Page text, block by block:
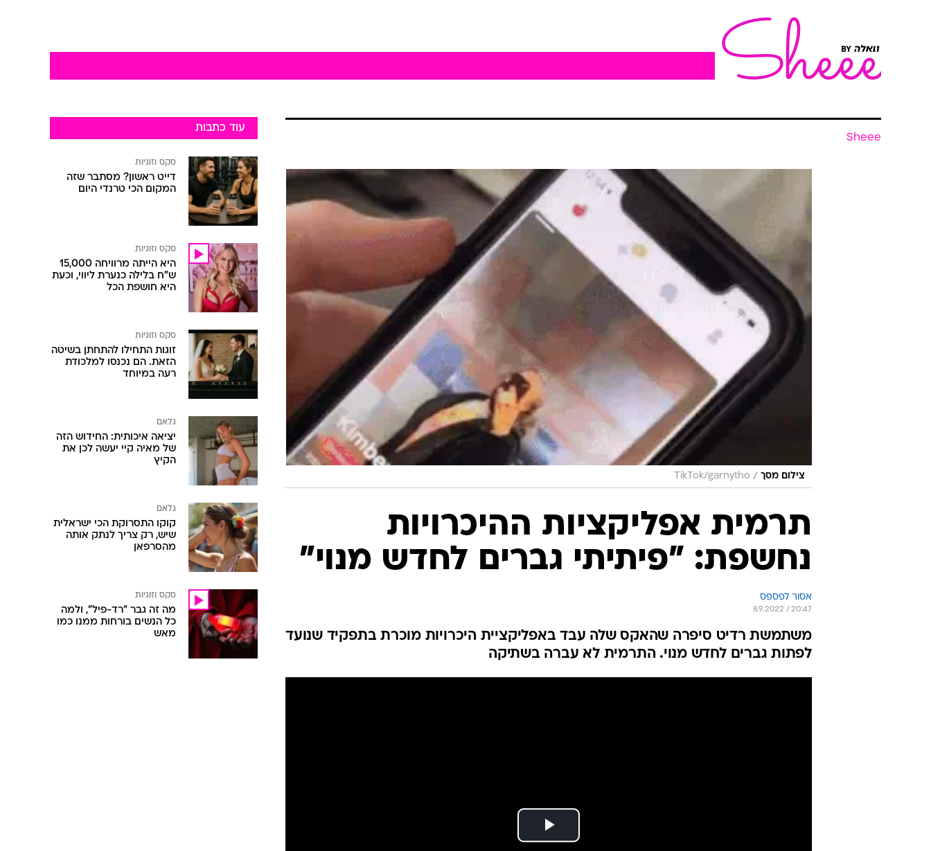
Sheee
צילום מסך /
TikTok/garnytho
תרמית אפליקציות ההיכרויות
נחשפת: "פיתיתי גברים לחדש מנוי"
אסור לפספס
8.9.2022 / 20:47
משתמשת רדיט סיפרה שהאקס שלה עבד באפליקציית היכרויות מוכרת בתפקיד שנועד
לפתות גברים לחדש מנוי. התרמית לא עברה בשתיקה
עוד כתבות
סקס וזוגיות
דייט ראשון? מסתבר שזה
המקום הכי טרנדי היום
סקס וזוגיות
היא הייתה מרוויחה 15,000
ש"ח בלילה כנערת ליווי, וכעת
היא חושפת הכל
סקס וזוגיות
זוגות התחילו להתחתן בשיטה
הזאת. הם נכנסו למלכודת
רעה במיוחד
גלאם
יציאה איכותית: החידוש הזה
של מאיה קיי יעשה לכן את
הקיץ
גלאם
קוקו התסרוקת הכי ישראלית
שיש, רק צריך לנתק אותה
מהסרפאן
סקס וזוגיות
מה זה גבר "רד-פיל", ולמה
כל הנשים בורחות ממנו כמו
מאש